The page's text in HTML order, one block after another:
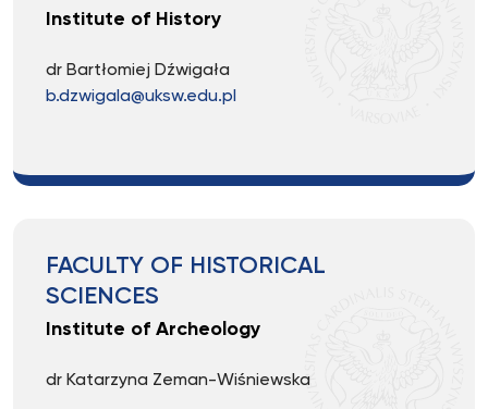
Institute of History
dr Bartłomiej Dźwigała
b.dzwigala@uksw.edu.pl
FACULTY OF HISTORICAL
SCIENCES
Institute of Archeology
dr Katarzyna Zeman-Wiśniewska